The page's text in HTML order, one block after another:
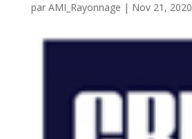
par AMI_Rayonnage | Nov 21, 2020